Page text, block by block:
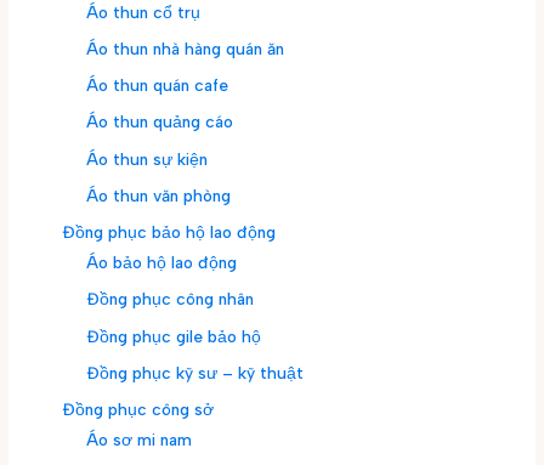
Áo thun cổ trụ
Áo thun nhà hàng quán ăn
Áo thun quán cafe
Áo thun quảng cáo
Áo thun sự kiện
Áo thun văn phòng
Đồng phục bảo hộ lao động
Áo bảo hộ lao động
Đồng phục công nhân
Đồng phục gile bảo hộ
Đồng phục kỹ sư – kỹ thuật
Đồng phục công sở
Áo sơ mi nam